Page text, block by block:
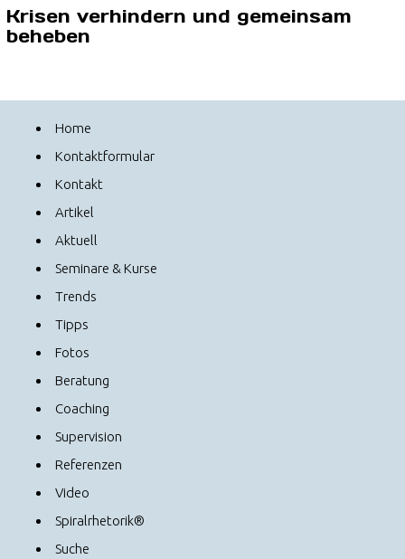
Krisen verhindern und gemeinsam
beheben
Home
Kontaktformular
Kontakt
Artikel
Aktuell
Seminare & Kurse
Trends
Tipps
Fotos
Beratung
Coaching
Supervision
Referenzen
Video
Spiralrhetorik®
Suche